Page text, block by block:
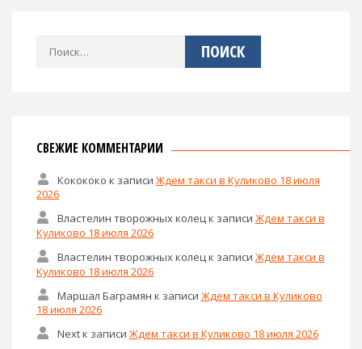
Найти:
СВЕЖИЕ КОММЕНТАРИИ
Кокококо к записи Ждем такси в Куликово 18 июля
2026
Властелин творожных колецк записи Ждем такси в
Куликово 18 июля 2026
Властелин творожных колец к записи Ждем такси в
Куликово 18 июля 2026
Маршал Баграмян к записи Ждем такси в Куликово
18 июля 2026
Nextк записи Ждем такси в Куликово 18 июля 2026